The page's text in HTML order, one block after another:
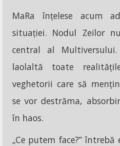
MaRa înțelese acum
situației. Nodul Zeilor
central al
laolaltă toate
veghetorii care să
se vor destrăma,
în haos.
„Ce putem face?” întrebă